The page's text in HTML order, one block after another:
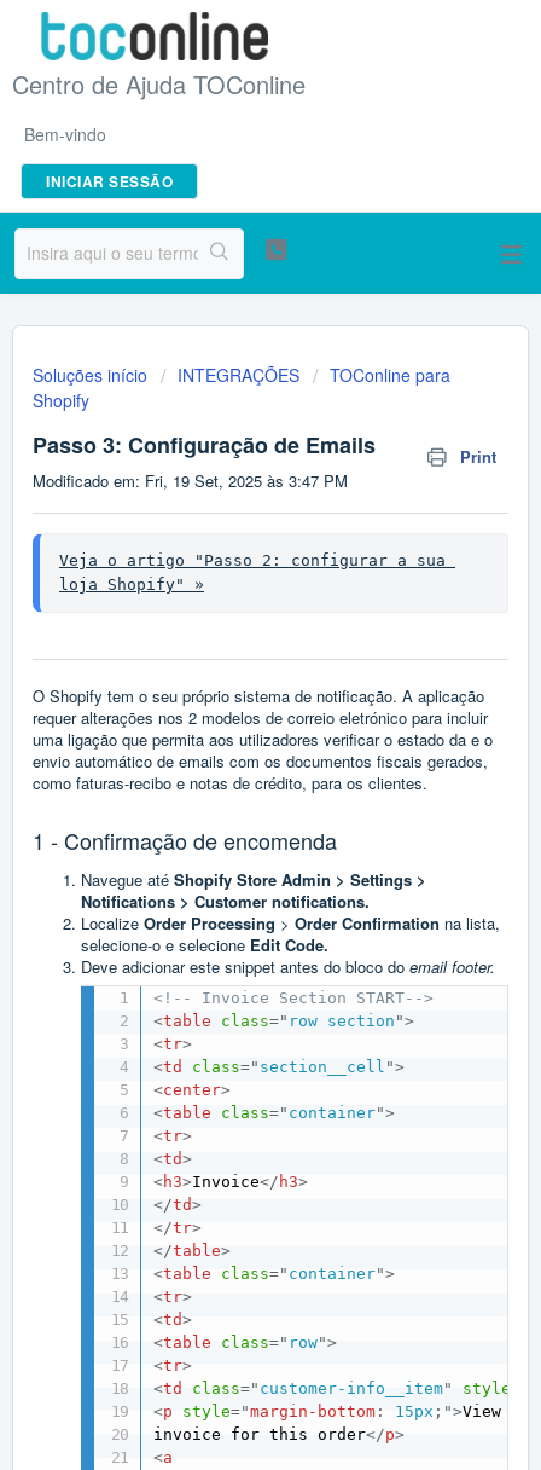
Centro de Ajuda TOConline
Bem-vindo
INICIAR SESSÃO
Soluções início INTEGRAÇÕES
TOConline para
Shopify
Passo 3: Configuração de Emails
Print
Modificado em: Fri, 19 Set, 2025 às 3:47 PM
Veja o artigo "Passo 2: configurar a sua
loja Shopify" »
O Shopify tem o seu próprio sistema de notificação. A aplicação
requer alterações nos 2 modelos de correio eletrónico para incluir
uma ligação que permita aos utilizadores verificar o estado da e o
envio automático de emails com os documentos fiscais gerados,
como faturas-recibo e notas de crédito, para os clientes.
1 - Confirmação de encomenda
Navegue até Shopify Store Admin > Settings >
Notifications > Customer notifications.
Localize Order Processing > Order Confirmation na lista,
selecione-o e selecione Edit Code.
Deve adicionar este snippet antes do bloco do email footer.
<!-- Invoice Section START-->
<table class=" row section ">
<tr>
<td class=" section__cell ">
<center>
<table class=" container">
<tr>
<td>
<h3>Invoice</ h3>
</td>
</tr>
</table>
<table class=" container">
<tr>
<td>
<table class=" row">
<tr>
<td class=" customer-info__item" style
<p style="margin-bottom : 15px ; ">View
invoice for this order</p>
<a